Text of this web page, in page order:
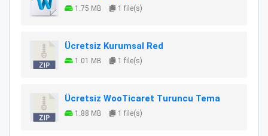
1.75 MB 1 file(s)
Ücretsiz Kurumsal Red
1.01 MB 1 file(s)
Ücretsiz WooTicaret Turuncu Tema
1.88 MB 1 file(s)